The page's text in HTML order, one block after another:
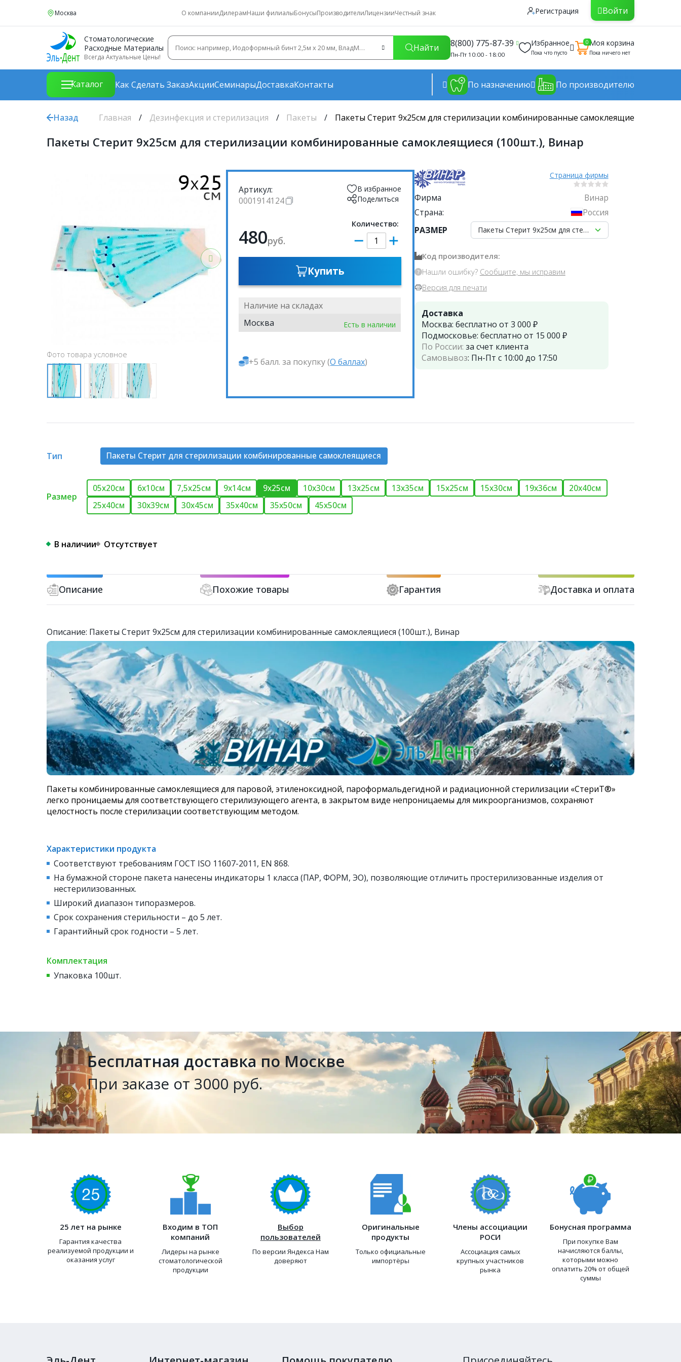
Москва О компанииДилерамНаши филиалыБонусыПроизводителиЛицензииЧестный знак Регистрация Войти
Стоматологические
Расходные Материалы
Всегда Актуальные Цены!
Найти 8(800) 775-87-39
Пн-Пт 10:00 - 18:00
Избранное
Пока что пусто
0Моя корзина
Пока ничего нет
Каталог Как Сделать ЗаказАкцииСеминарыДоставкаКонтакты По назначению По производителю
Назад Главная Дезинфекция и стерилизация Пакеты Пакеты Стерит 9х25см для стерилизации комбинированные самоклеящиеся
Пакеты Стерит 9х25см для стерилизации комбинированные самоклеящиеся (100шт.), Винар
Фото товара условное
Артикул:
0001914124
В избранное
Поделиться
480руб.
Количество:
Купить
Наличие на складах
Москва
Есть в наличии
+5 балл. за покупку (О баллах)
Страница фирмы
Фирма
Винар
Страна:
Россия
РАЗМЕР
Пакеты Стерит 9х25см для стерилизации
Код производителя:
Нашли ошибку? Сообщите, мы исправим
Версия для печати
Доставка
Москва: бесплатно от 3 000 ₽
Подмосковье: бесплатно от 15 000 ₽
По России: за счет клиента
Самовывоз: Пн-Пт с 10:00 до 17:50
Тип Пакеты Стерит для стерилизации комбинированные самоклеящиеся
Размер
05х20см 6х10см 7,5х25см 9х14см 9х25см 10х30см 13х25см 13х35см 15х25см 15х30см 19х36см
20х40см
25х40см
30х39см 30х45см 35х40см 35х50см 45х50см
В наличии Отсутствует
Описание Похожие товары Гарантия Доставка и оплата
Описание: Пакеты Стерит 9х25см для стерилизации комбинированные самоклеящиеся (100шт.), Винар
Пакеты комбинированные самоклеящиеся для паровой, этиленоксидной, пароформальдегидной и радиационной стерилизации «СтериТ®»
легко проницаемы для соответствующего стерилизующего агента, в закрытом виде непроницаемы для микроорганизмов, сохраняют
целостность после стерилизации соответствующим методом.
Характеристики продукта
Соответствуют требованиям ГОСТ ISO 11607-2011, EN 868.
На бумажной стороне пакета нанесены индикаторы 1 класса (ПАР, ФОРМ, ЭО), позволяющие отличить простерилизованные изделия от
нестерилизованных.
Широкий диапазон типоразмеров.
Срок сохранения стерильности – до 5 лет.
Гарантийный срок годности – 5 лет.
Комплектация
Упаковка 100шт.
Бесплатная доставка по Москве
При заказе от 3000 руб.
25 лет на рынке
Гарантия качества
реализуемой продукции и
оказания услуг
Входим в ТОП
компаний
Лидеры на рынке
стоматологической
продукции
Выбор
пользователей
По версии Яндекса Нам
доверяют
Оригинальные
продукты
Только официальные
импортёры
Члены ассоциации
РОСИ
Ассоциация самых
крупных участников
рынка
Бонусная программа
При покупке Вам
начисляются баллы,
которыми можно
оплатить 20% от общей
суммы